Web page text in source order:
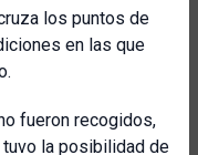
los puntos de
en las que
fueron recogidos,
la posibilidad de